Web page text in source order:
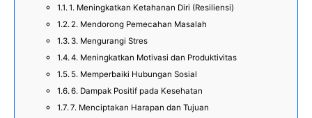
1. Meningkatkan Ketahanan Diri (Resiliensi)
2. Mendorong Pemecahan Masalah
3. Mengurangi Stres
4. Meningkatkan Motivasi dan Produktivitas
5. Memperbaiki Hubungan Sosial
6. Dampak Positif pada Kesehatan
7. Menciptakan Harapan dan Tujuan